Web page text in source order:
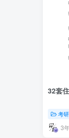
32套
考
3